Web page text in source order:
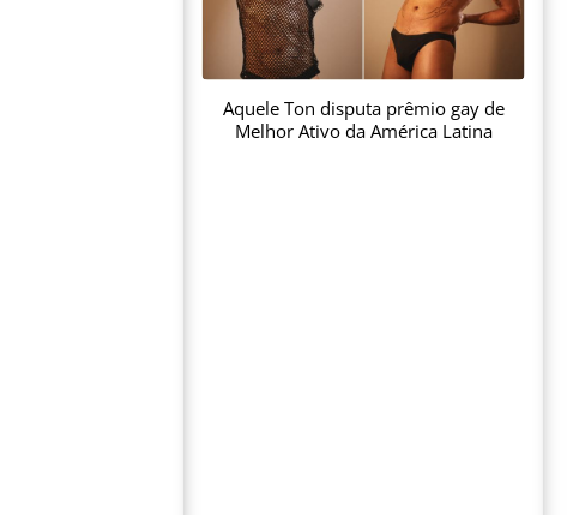
Aquele Ton disputa prêmio gay de
Melhor Ativo da América Latina